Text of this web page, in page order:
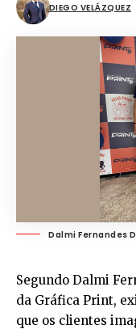
DIEGO VELÁZQUEZ
Dalmi Fernandes
Segundo Dalmi
da Gráfica Print,
que os clientes